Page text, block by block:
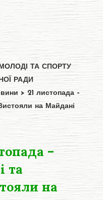
ТА СПОРТУ
РАДИ
> 21 листопада –
на Майдані
–
та
на